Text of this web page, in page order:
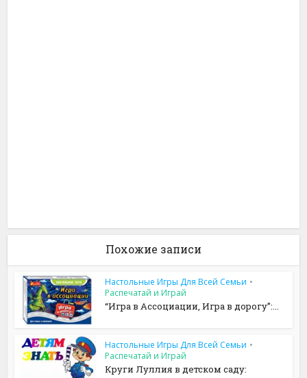
Похожие записи
Настольные Игры Для Всей Семьи •
Распечатай и Играй
“Игра в Ассоциации, Игра в дорогу”:...
Настольные Игры Для Всей Семьи •
Распечатай и Играй
Круги Луллия в детском саду: